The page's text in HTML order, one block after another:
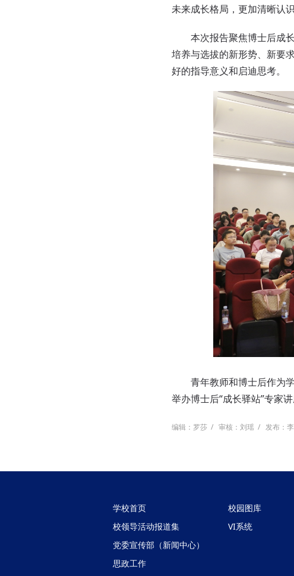
未来成长格局，更加清晰认
本次报告聚焦博士后成
培养与选拔的新形势、新要
好的指导意义和启迪思考。
青年教师和博士后作为学
举办博士后“成长驿站”专家
编辑：罗莎 / 审核：刘瑶 / 发布：
学校首页
校领导活动报道集
党委宣传部（新闻中心）
思政工作
校园图库
VI系统